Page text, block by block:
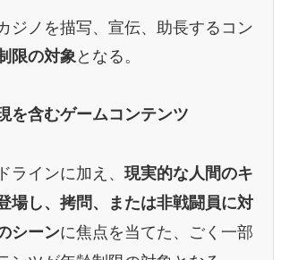
ジノを描写、宣伝、助長するコン
限の対象となる。
を含むゲームコンテンツ
ラインに加え、 現実的な人間のキ
場し、拷問、または非戦闘員に対
シーンに焦点を当てた、ごく一部